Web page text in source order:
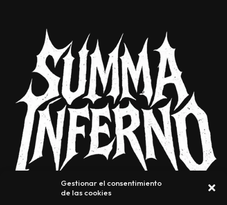
Gestionar el consentimiento
de las cookies